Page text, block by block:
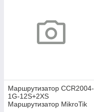
Маршрутизатор CCR2004-
1G-12S+2XS
Маршрутизатор MikroTik